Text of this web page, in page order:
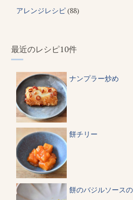
アレンジレシピ(88)
最近のレシピ10件
ナンプラー炒め
餅チリー
餅のバジルソース